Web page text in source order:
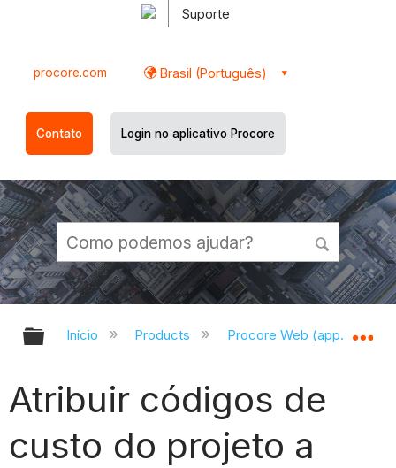
Suporte
procore.com Brasil (Português)
Contato Login no aplicativo Procore
Expandir/recolher hierarquia
Início Products Procore Web
Atribuir códigos de
custo do projeto a